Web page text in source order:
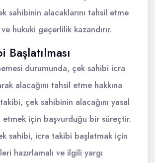
sahibinin alacaklarını tahsil etme
ve hukuki geçerlilik kazandırır.
Başlatılması
durumunda, çek sahibi icra
alacağını tahsil etme hakkına
çek sahibinin alacağını yasal
için başvurduğu bir süreçtir.
sahibi, icra takibi başlatmak için
hazırlamalı ve ilgili yargı